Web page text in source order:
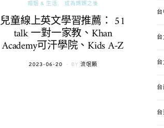
婚姻 & 生活 成為媽媽之後
兒童線上英文學習推薦： 51
talk 一對一家教、Khan
Academy可汗學院、Kids A-Z
POSTED
2023-06-20 BY 流氓顆